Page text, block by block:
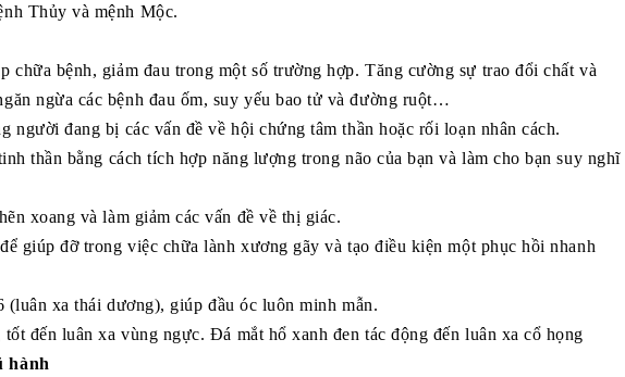
Thủy và mệnh Mộc.
chữa bệnh, giảm đau trong một số trường hợp. Tăng cường sự trao đổi chất và
ngừa các bệnh đau ốm, suy yếu bao tử và đường ruột…
người đang bị các vấn đề về hội chứng tâm thần hoặc rối loạn nhân cách.
thần bằng cách tích hợp năng lượng trong não của bạn và làm cho bạn suy nghĩ
xoang và làm giảm các vấn đề về thị giác.
giúp đỡ trong việc chữa lành xương gãy và tạo điều kiện một phục hồi nhanh
(luân xa thái dương), giúp đầu óc luôn minh mẫn.
đến luân xa vùng ngực. Đá mắt hổ xanh đen tác động đến luân xa cổ họng
hành